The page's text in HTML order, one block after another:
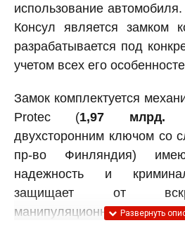
использование
Консул является замком
разрабатывается под
учетом всех его
Замок комплектуется
Protec (1,97 млрд.
двухсторонним ключом со
пр-во Финляндия)
надежность и
защищает от
манипуляционным